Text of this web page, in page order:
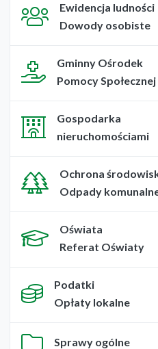
Ewidencja ludności
Dowody osobiste
Gminny Ośrodek
Pomocy Społecznej
Gospodarka
nieruchomościami
Ochrona
Odpady
Oświata
Referat Oświaty
Podatki
Opłaty lokalne
Sprawy ogólne